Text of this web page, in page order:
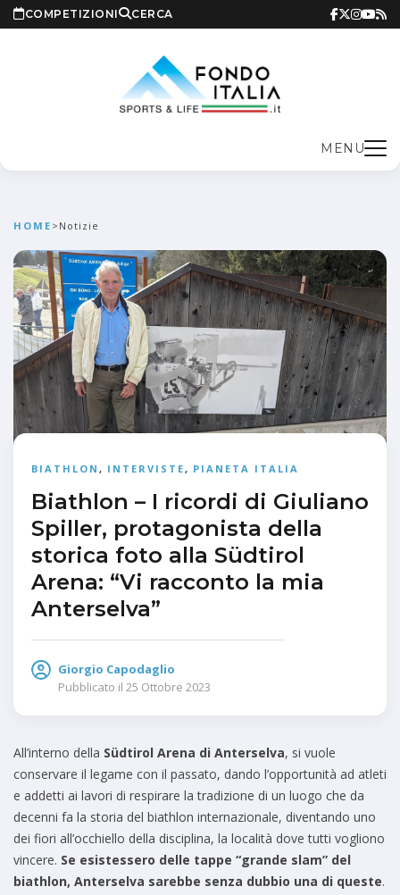
COMPETIZIONI CERCA
MENU
HOME > Notizie
BIATHLON , INTERVISTE, PIANETA ITALIA
Biathlon – I ricordi di Giuliano
Spiller, protagonista della
storica foto alla Südtirol
Arena: “Vi racconto la mia
Anterselva”
Giorgio Capodaglio
Pubblicato il 25 Ottobre 2023
All’interno della Südtirol Arena di Anterselva, si vuole
conservare il legame con il passato, dando l’opportunità ad atleti
e addetti ai lavori di respirare la tradizione di un luogo che da
decenni fa la storia del biathlon internazionale, diventando uno
dei fiori all’occhiello della disciplina, la località dove tutti vogliono
vincere. Se esistessero delle tappe “grande slam” del
biathlon, Anterselva sarebbe senza dubbio una di queste.